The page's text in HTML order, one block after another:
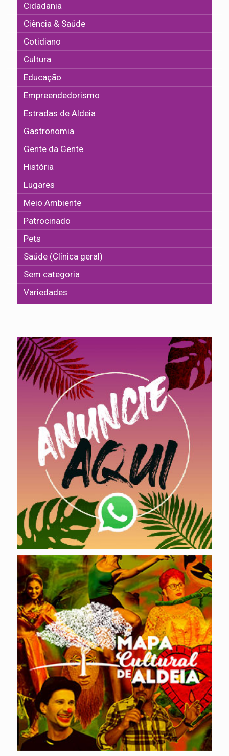
Cidadania
Ciência & Saúde
Cotidiano
Cultura
Educação
Empreendedorismo
Estradas de Aldeia
Gastronomia
Gente da Gente
História
Lugares
Meio Ambiente
Patrocinado
Pets
Saúde (Clínica geral)
Sem categoria
Variedades